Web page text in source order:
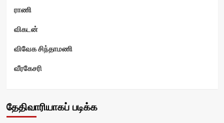
ராணி
விகடன்
விவேக சிந்தாமணி
வீரகேசரி
தேதிவாரியாகப் படிக்க